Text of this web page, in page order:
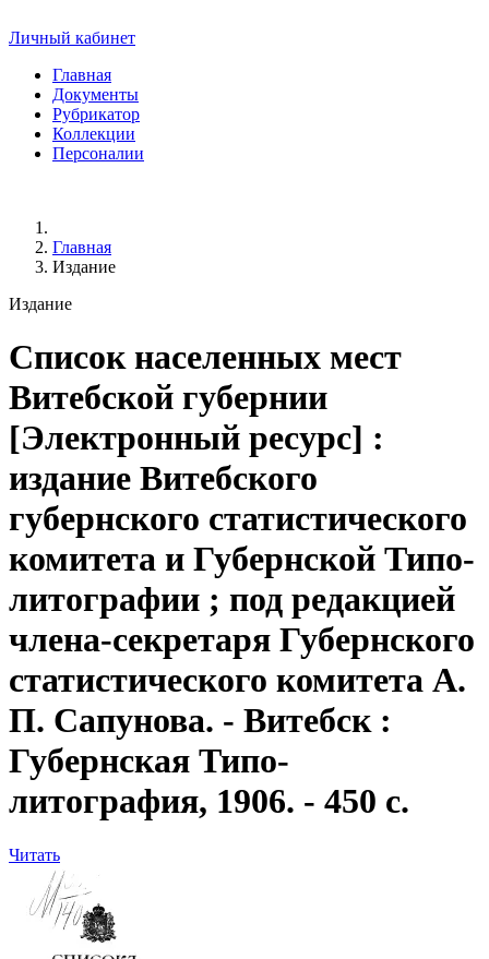
Личный кабинет
Главная
Документы
Рубрикатор
Коллекции
Персоналии
Главная
Издание
Издание
Список населенных мест
Витебской губернии
[Электронный ресурс] :
издание Витебского
губернского статистического
комитета и Губернской Типо-
литографии ; под редакцией
члена-секретаря Губернского
статистического комитета А.
П. Сапунова. - Витебск :
Губернская Типо-
литография, 1906. - 450 с.
Читать